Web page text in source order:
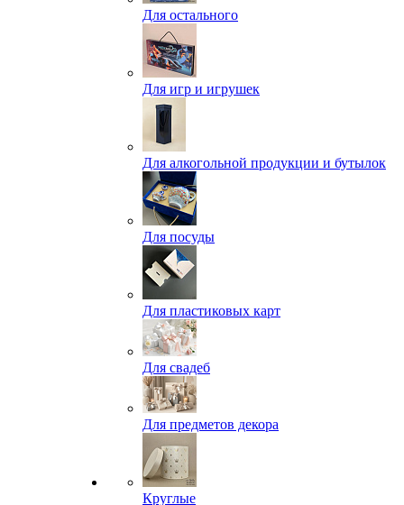
Для остального
Для игр и игрушек
Для алкогольной продукции и бутылок
Для посуды
Для пластиковых карт
Для свадеб
Для предметов декора
Круглые